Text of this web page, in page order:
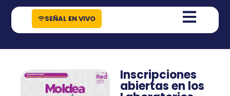
contenido
SEÑAL EN VIVO
Inscripciones
abiertas en los